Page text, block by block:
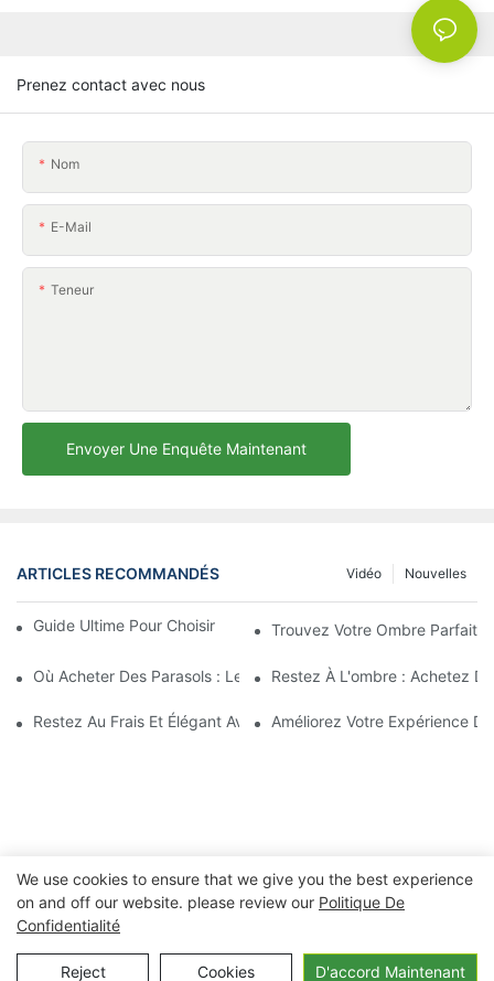
Prenez contact avec nous
Nom
E-Mail
Teneur
Envoyer Une Enquête Maintenant
ARTICLES RECOMMANDÉS Nouvelles
Vidéo
Guide Ultime Pour Choisir Le Parasol De Plage Parfait
Trouvez Votre Ombre Parfaite
Où Acheter Des Parasols : Les Meilleurs Magasins Pour Vos
Restez À L'ombre : Achetez
Restez Au Frais Et Élégant Avec Les Meilleurs Parasols De
Améliorez Votre Expérience
Copyright © 2026 Ningbo Xuanheng extérieur&Appareils
électroménagers Co., Ltd. -lfisher.com|Politique de
confidentialité
Plan du site
We use cookies to ensure that we give you the best experience
on and off our website. please review our Politique De
Confidentialité
Reject Cookies D'accord Maintenant